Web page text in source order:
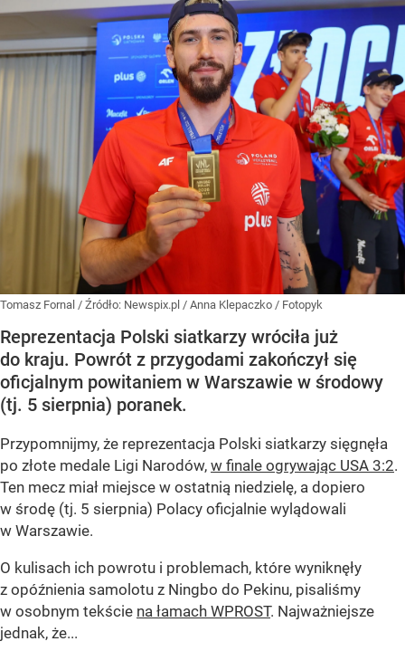
Tomasz Fornal / Źródło: Newspix.pl / Anna Klepaczko / Fotopyk
Reprezentacja Polski siatkarzy wróciła już
do kraju. Powrót z przygodami zakończył się
oficjalnym powitaniem w Warszawie w środowy
(tj. 5 sierpnia) poranek.
Przypomnijmy, że reprezentacja Polski siatkarzy sięgnęła
po złote medale Ligi Narodów, w finale ogrywając USA 3:2.
Ten mecz miał miejsce w ostatnią niedzielę, a dopiero
w środę (tj. 5 sierpnia) Polacy oficjalnie wylądowali
w Warszawie.
O kulisach ich powrotu i problemach, które wyniknęły
z opóźnienia samolotu z Ningbo do Pekinu, pisaliśmy
w osobnym tekście na łamach WPROST. Najważniejsze
jednak, że...